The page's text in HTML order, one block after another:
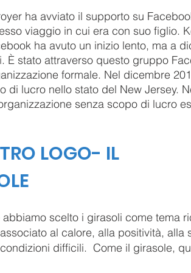
ha avviato il supporto su
viaggio in cui era con suo figlio.
ha avuto un inizio lento, ma a
È stato attraverso questo gruppo
formale. Nel dicembre
di lucro nello stato del New Jersey.
senza scopo di lucro
LOGO- IL
scelto i girasoli come tema
al calore, alla positività,
difficili. Come il girasole,